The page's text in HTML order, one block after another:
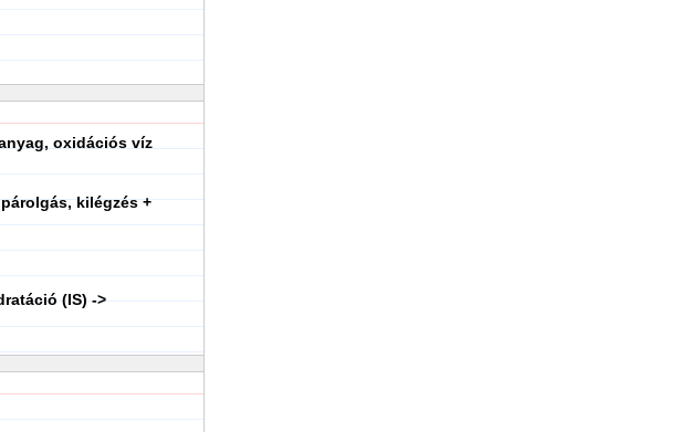
oxidációs víz
kilégzés +
(IS) ->